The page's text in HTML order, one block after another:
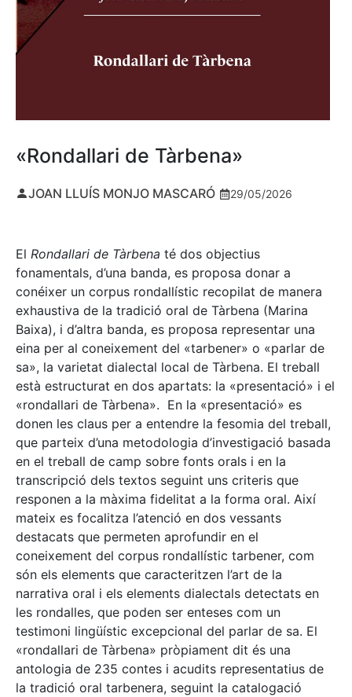
«Rondallari de Tàrbena»
JOAN LLUÍS MONJO MASCARÓ 29/05/2026
El Rondallari de Tàrbena té dos objectius
fonamentals, d’una banda, es proposa donar a
conéixer un corpus rondallístic recopilat de manera
exhaustiva de la tradició oral de Tàrbena (Marina
Baixa), i d’altra banda, es proposa representar una
eina per al coneixement del «tarbener» o «parlar de
sa», la varietat dialectal local de Tàrbena. El treball
està estructurat en dos apartats: la «presentació» i el
«rondallari de Tàrbena». En la «presentació» es
donen les claus per a entendre la fesomia del treball,
que parteix d’una metodologia d’investigació basada
en el treball de camp sobre fonts orals i en la
transcripció dels textos seguint uns criteris que
responen a la màxima fidelitat a la forma oral. Així
mateix es focalitza l’atenció en dos vessants
destacats que permeten aprofundir en el
coneixement del corpus rondallístic tarbener, com
són els elements que caracteritzen l’art de la
narrativa oral i els elements dialectals detectats en
les rondalles, que poden ser enteses com un
testimoni lingüístic excepcional del parlar de sa. El
«rondallari de Tàrbena» pròpiament dit és una
antologia de 235 contes i acudits representatius de
la tradició oral tarbenera, seguint la catalogació